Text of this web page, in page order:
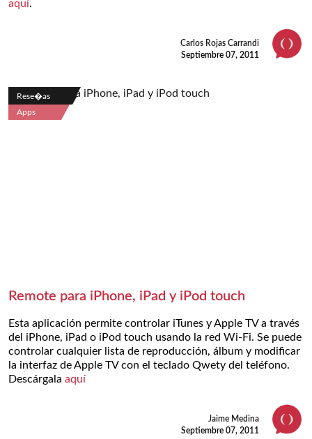
aquí.
Carlos Rojas Carrandi
Septiembre 07, 2011
Rese�as
Apps
Remote para iPhone, iPad y iPod touch
Esta aplicación permite controlar iTunes y Apple TV a través
del iPhone, iPad o iPod touch usando la red Wi-Fi. Se puede
controlar cualquier lista de reproducción, álbum y modificar
la interfaz de Apple TV con el teclado Qwety del teléfono.
Descárgala aquí
Jaime Medina
Septiembre 07, 2011